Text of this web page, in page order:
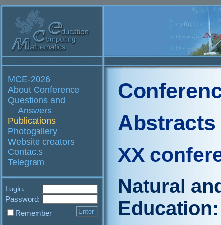
MCE-2026
About Conference
Questions and
Answers
Publications
Photogallery
Website creators
Contacts
Telegram
Login:
Password:
Remember
Abstracts
XX
Natural